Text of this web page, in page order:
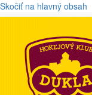
Skočiť na hlavný obsah